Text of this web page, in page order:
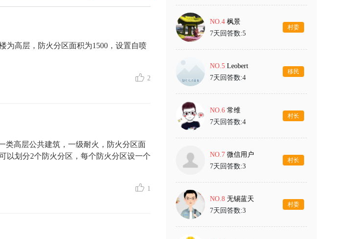
为高层，防火分区面积为1500，设置自喷
2
类高层公共建筑，一级耐火，防火分区面
以划分2个防火分区，每个防火分区设一个
1
NO.4 枫景
7天回答数:5
村委
NO.5 Leobert
7天回答数:4
移民
NO.6 常维
7天回答数:4
村长
NO.7 微信用户
7天回答数:3
村长
NO.8 无锡蓝天
7天回答数:3
村委